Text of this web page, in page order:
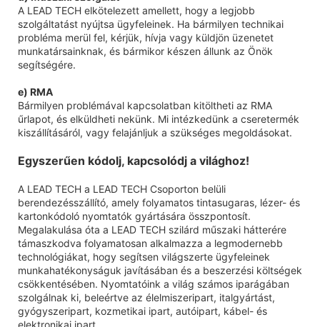
A LEAD TECH elkötelezett amellett, hogy a legjobb
szolgáltatást nyújtsa ügyfeleinek. Ha bármilyen technikai
probléma merül fel, kérjük, hívja vagy küldjön üzenetet
munkatársainknak, és bármikor készen állunk az Önök
segítségére.
e) RMA
Bármilyen problémával kapcsolatban kitöltheti az RMA
űrlapot, és elküldheti nekünk. Mi intézkedünk a cseretermék
kiszállításáról, vagy felajánljuk a szükséges megoldásokat.
Egyszerűen kódolj, kapcsolódj a világhoz!
A LEAD TECH a LEAD TECH Csoporton belüli
berendezésszállító, amely folyamatos tintasugaras, lézer- és
kartonkódoló nyomtatók gyártására összpontosít.
Megalakulása óta a LEAD TECH szilárd műszaki hátterére
támaszkodva folyamatosan alkalmazza a legmodernebb
technológiákat, hogy segítsen világszerte ügyfeleinek
munkahatékonyságuk javításában és a beszerzési költségek
csökkentésében. Nyomtatóink a világ számos iparágában
szolgálnak ki, beleértve az élelmiszeripart, italgyártást,
gyógyszeripart, kozmetikai ipart, autóipart, kábel- és
elektronikai ipart.